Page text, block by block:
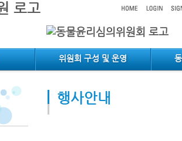
위원회 구성 및 운영
행사안내